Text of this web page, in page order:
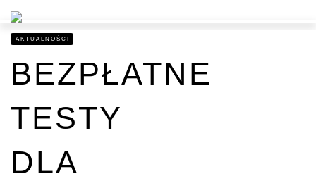
AKTUALNOŚCI
BEZPŁATNE
TESTY
DLA